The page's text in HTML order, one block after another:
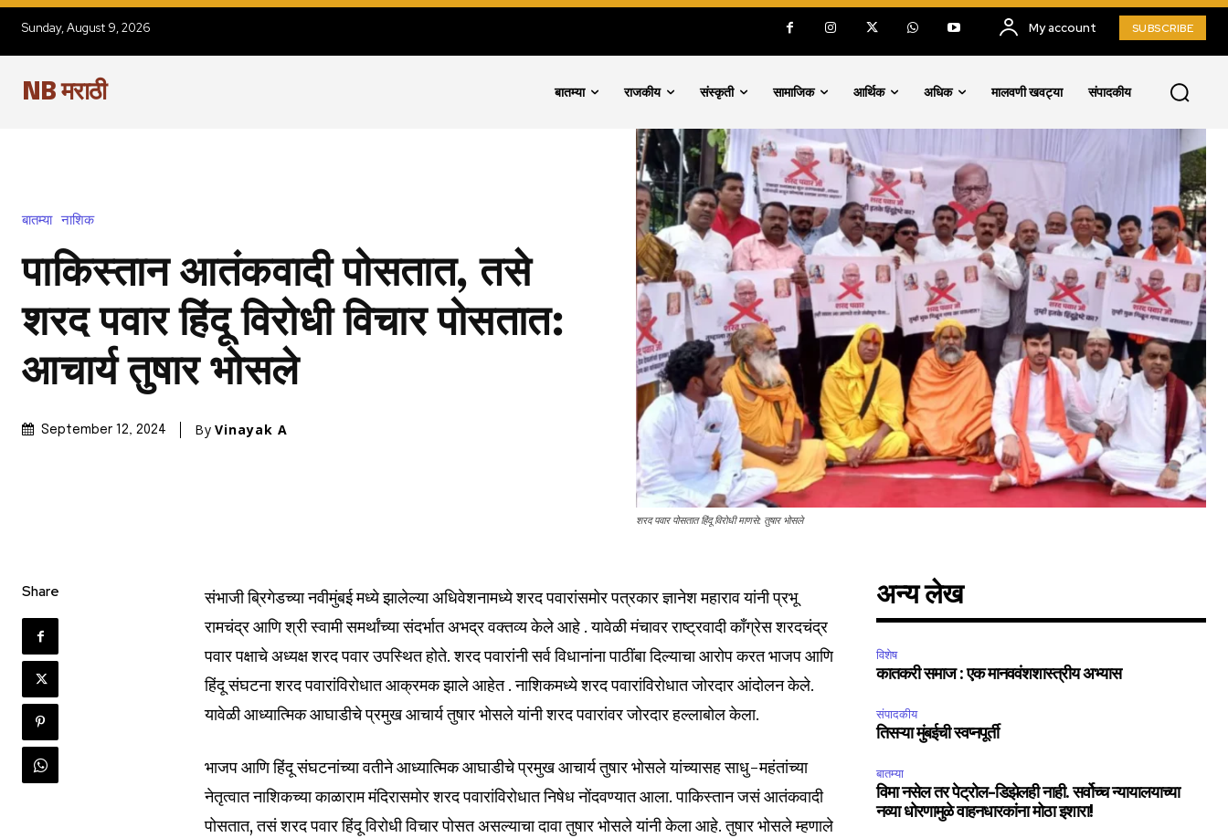
Join our community of
SUBSCRIBERS and be part
of the conversation.
To subscribe, simply enter your email address on our website or click
won't spam your inbox. Your information is safe with us.
Privacy Policy
Sunday, August 9, 2026 My account SUBSCRIBE
NB मराठी बातम्या राजकीय संस्कृती सामाजिक आर्थिक अधिक मालवणी खवट्या संपादकीय
बातम्या नाशिक
पाकिस्तान आतंकवादी पोसतात, तसे
शरद पवार हिंदू विरोधी विचार पोसतात:
आचार्य तुषार भोसले
September 12, 2024 By Vinayak A
शरद पवार पोसतात हिंदू विरोधी माणसे: तुषार भोसले
Share
संभाजी ब्रिगेडच्या नवीमुंबई मध्ये झालेल्या अधिवेशनामध्ये शरद पवारांसमोर पत्रकार ज्ञानेश महाराव यांनी प्रभू
रामचंद्र आणि श्री स्वामी समर्थांच्या संदर्भात अभद्र वक्तव्य केले आहे . यावेळी मंचावर राष्ट्रवादी काँग्रेस शरदचंद्र
पवार पक्षाचे अध्यक्ष शरद पवार उपस्थित होते. शरद पवारांनी सर्व विधानांना पाठींबा दिल्याचा आरोप करत भाजप आणि
हिंदू संघटना शरद पवारांविरोधात आक्रमक झाले आहेत . नाशिकमध्ये शरद पवारांविरोधात जोरदार आंदोलन केले.
यावेळी आध्यात्मिक आघाडीचे प्रमुख आचार्य तुषार भोसले यांनी शरद पवारांवर जोरदार हल्लाबोल केला.
भाजप आणि हिंदू संघटनांच्या वतीने आध्यात्मिक आघाडीचे प्रमुख आचार्य तुषार भोसले यांच्यासह साधु-महंतांच्या
नेतृत्वात नाशिकच्या काळाराम मंदिरासमोर शरद पवारांविरोधात निषेध नोंदवण्यात आला. पाकिस्तान जसं आतंकवादी
पोसतात, तसं शरद पवार हिंदू विरोधी विचार पोसत असल्याचा दावा तुषार भोसले यांनी केला आहे. तुषार भोसले म्हणाले
अन्य लेख
विशेष
कातकरी समाज : एक मानववंशशास्त्रीय अभ्यास
संपादकीय
तिसऱ्या मुंबईची स्वप्नपूर्ती
बातम्या
विमा नसेल तर पेट्रोल-डिझेलही नाही. सर्वोच्च न्यायालयाच्या
नव्या धोरणामुळे वाहनधारकांना मोठा इशारा!